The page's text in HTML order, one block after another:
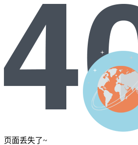
页面丢失了~